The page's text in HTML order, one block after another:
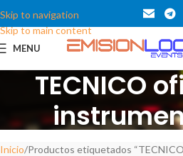
Skip to navigation
Skip to main content
MENU
TECNICO
Inicio Productos etiquetados